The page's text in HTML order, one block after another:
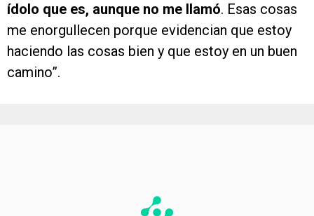
ídolo que es, aunque no me llamó. Esas cosas
me enorgullecen porque evidencian que estoy
haciendo las cosas bien y que estoy en un buen
camino”.